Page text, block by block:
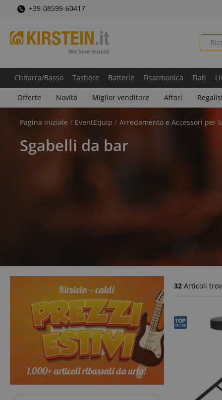
+39-08599-60417
Chitarra/Basso Tastiere Batterie Fisarmonica Fiati
Offerte Novità Miglior venditore Affari
Pagina iniziale EventEquip Arredamento e Accessori per
Sgabelli da bar
32 Articoli